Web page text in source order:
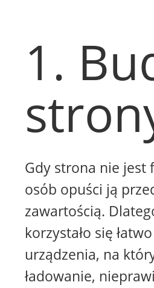
1.
Gdy strona nie jest
osób opuści ją
zawartością.
korzystało się
urządzenia, na
ładowanie,